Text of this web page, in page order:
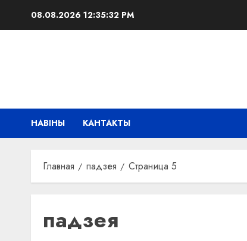
08.08.2026 12:35:33 PM
НАВІНЫ КАНТАКТЫ
Главная падзея Страница 5
падзея